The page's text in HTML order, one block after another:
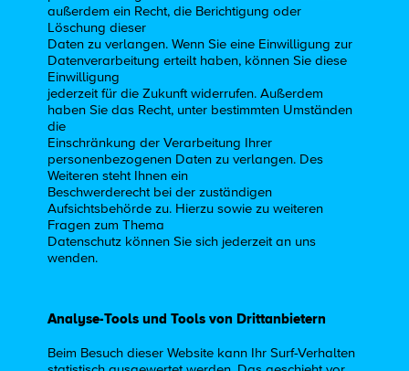
außerdem ein Recht, die Berichtigung oder
Löschung dieser
Daten zu verlangen. Wenn Sie eine Einwilligung zur
Datenverarbeitung erteilt haben, können Sie diese
Einwilligung
jederzeit für die Zukunft widerrufen. Außerdem
haben Sie das Recht, unter bestimmten Umständen
die
Einschränkung der Verarbeitung Ihrer
personenbezogenen Daten zu verlangen. Des
Weiteren steht Ihnen ein
Beschwerderecht bei der zuständigen
Aufsichtsbehörde zu. Hierzu sowie zu weiteren
Fragen zum Thema
Datenschutz können Sie sich jederzeit an uns
wenden.
Analyse-Tools und Tools von Drittanbietern
Beim Besuch dieser Website kann Ihr Surf-Verhalten